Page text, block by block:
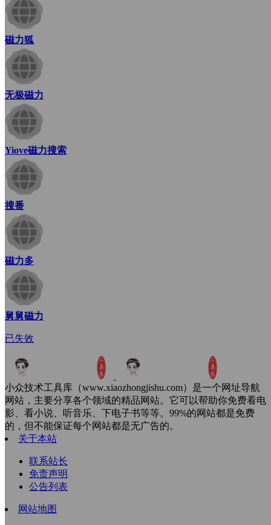
磁力狐
无极磁力
Yiove磁力搜索
搜番
磁力多
舅舅磁力
已失效
小众技术工具库（www.xiaozhongjishu.com）是一个网址导航
网站，主要分享各个领域的精品网站。它可以帮助你免费看电
影、看小说、听音乐、下电子书等等。99%的网站都是免费
的，但不能保证每个网站都是无广告的。
关于本站
联系站长
免责声明
公告列表
网站地图